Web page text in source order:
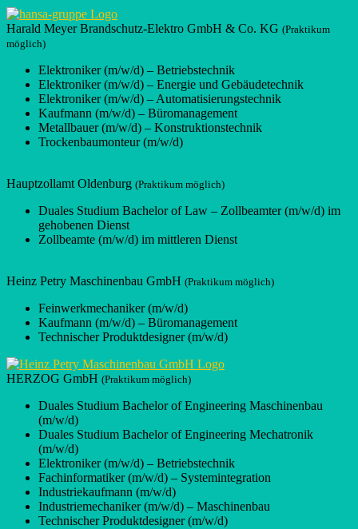
Harald Meyer Brandschutz-Elektro GmbH & Co. KG (Praktikum
möglich)
Elektroniker (m/w/d) – Betriebstechnik
Elektroniker (m/w/d) – Energie und Gebäudetechnik
Elektroniker (m/w/d) – Automatisierungstechnik
Kaufmann (m/w/d) – Büromanagement
Metallbauer (m/w/d) – Konstruktionstechnik
Trockenbaumonteur (m/w/d)
Hauptzollamt Oldenburg (Praktikum möglich)
Duales Studium Bachelor of Law – Zollbeamter (m/w/d) im
gehobenen Dienst
Zollbeamte (m/w/d) im mittleren Dienst
Heinz Petry Maschinenbau GmbH (Praktikum möglich)
Feinwerkmechaniker (m/w/d)
Kaufmann (m/w/d) – Büromanagement
Technischer Produktdesigner (m/w/d)
HERZOG GmbH (Praktikum möglich)
Duales Studium Bachelor of Engineering Maschinenbau
(m/w/d)
Duales Studium Bachelor of Engineering Mechatronik
(m/w/d)
Elektroniker (m/w/d) – Betriebstechnik
Fachinformatiker (m/w/d) – Systemintegration
Industriekaufmann (m/w/d)
Industriemechaniker (m/w/d) – Maschinenbau
Technischer Produktdesigner (m/w/d)